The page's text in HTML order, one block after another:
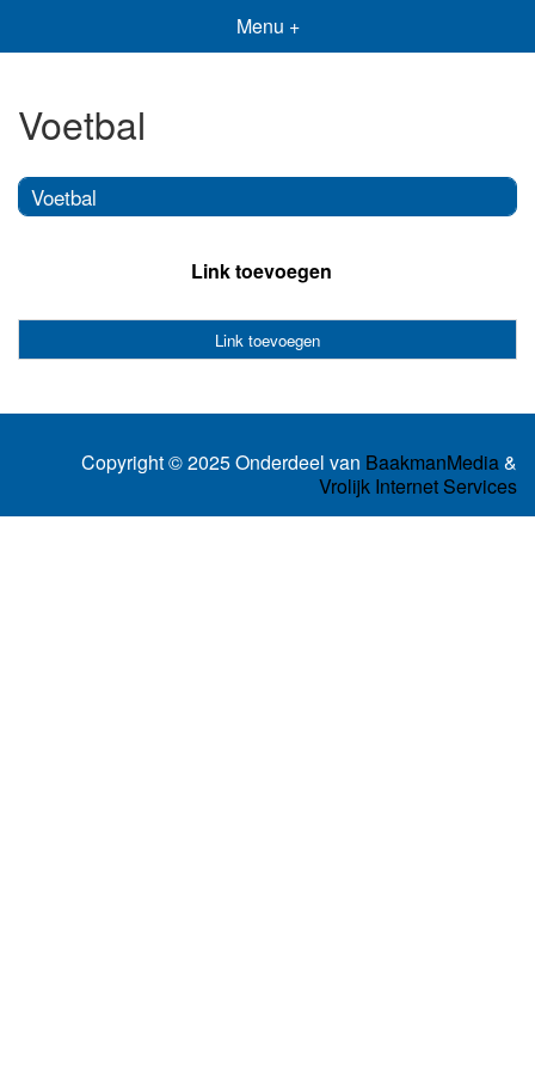
Menu +
Voetbal
Voetbal
Link toevoegen
Link toevoegen
Copyright © 2025 Onderdeel van BaakmanMedia&
Vrolijk Internet Services